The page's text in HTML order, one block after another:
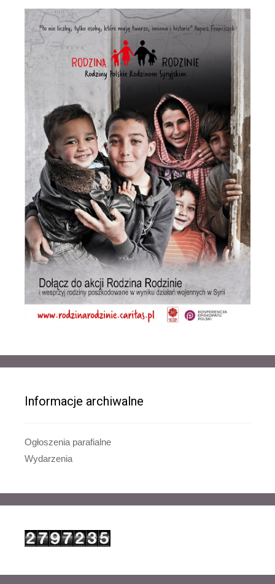
Informacje archiwalne
Ogłoszenia parafialne
Wydarzenia